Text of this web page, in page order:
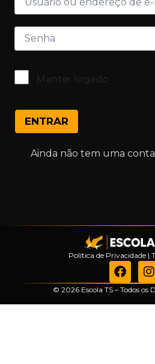
Manter logado
ENTRAR
Ainda não tem uma
Política de Privacidade |
© 2026 Escola TS – Todos os